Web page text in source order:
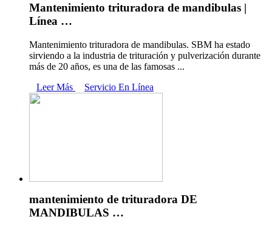
Mantenimiento trituradora de mandibulas |
Línea …
Mantenimiento trituradora de mandibulas. SBM ha estado
sirviendo a la industria de trituración y pulverización durante
más de 20 años, es una de las famosas ...
Leer Más
Servicio En Línea
mantenimiento de trituradora DE
MANDIBULAS …